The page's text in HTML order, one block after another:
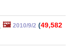
🖼️ 2010/9/2 (49,582